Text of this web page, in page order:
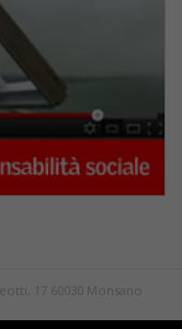
17 60030 Monsano